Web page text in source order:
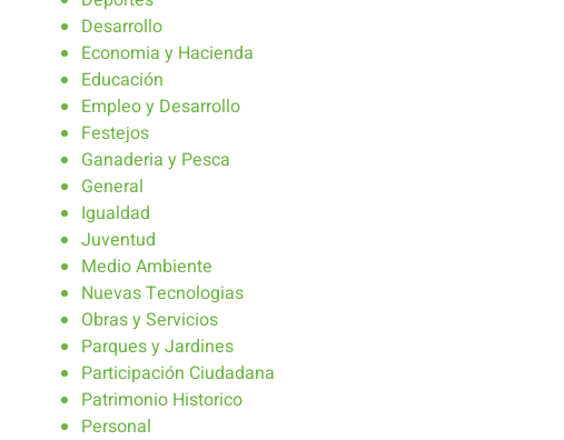
Desarrollo
Economia y Hacienda
Educación
Empleo y Desarrollo
Festejos
Ganaderia y Pesca
General
Igualdad
Juventud
Medio Ambiente
Nuevas Tecnologias
Obras y Servicios
Parques y Jardines
Participación Ciudadana
Patrimonio Historico
Personal